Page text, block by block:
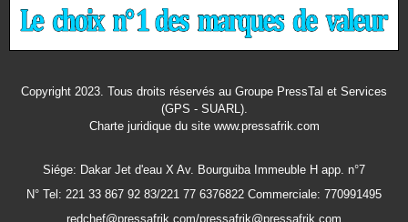
Copyright 2023. Tous droits réservés au Groupe PressTal et Services
(GPS - SUARL).
Charte juridiquedu site www.pressafrik.com
Siége: Dakar Jet d'eau X Av. Bourguiba Immeuble H app. n°7
N° Tel: 221 33 867 92 83/221 77 6376822 Commerciale: 770991495
redchef@pressafrik.com/pressafrik@pressafrik.com